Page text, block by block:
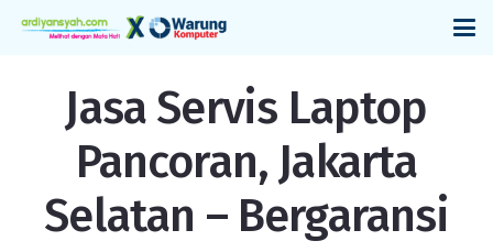
Jasa Servis Laptop
Pancoran, Jakarta
Selatan – Bergaransi